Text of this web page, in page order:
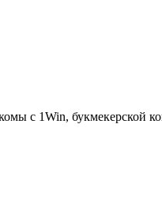
с 1Win, букмекерской